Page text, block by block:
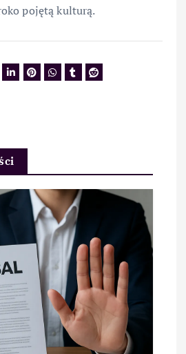
pojętą kulturą.